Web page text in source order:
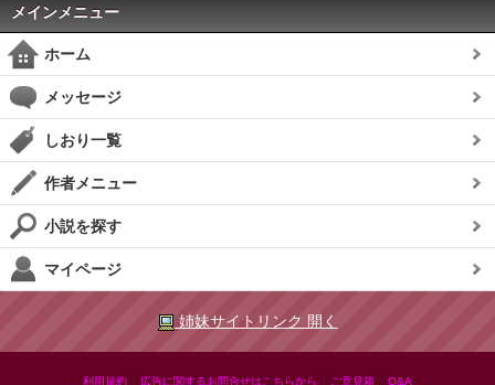
メインメニュー
ホーム
メッセージ
しおり一覧
作者メニュー
小説を探す
マイページ
姉妹サイトリンク 開く
利用規約 広告に関するお問合せはこちらから ご意見箱 Q&A